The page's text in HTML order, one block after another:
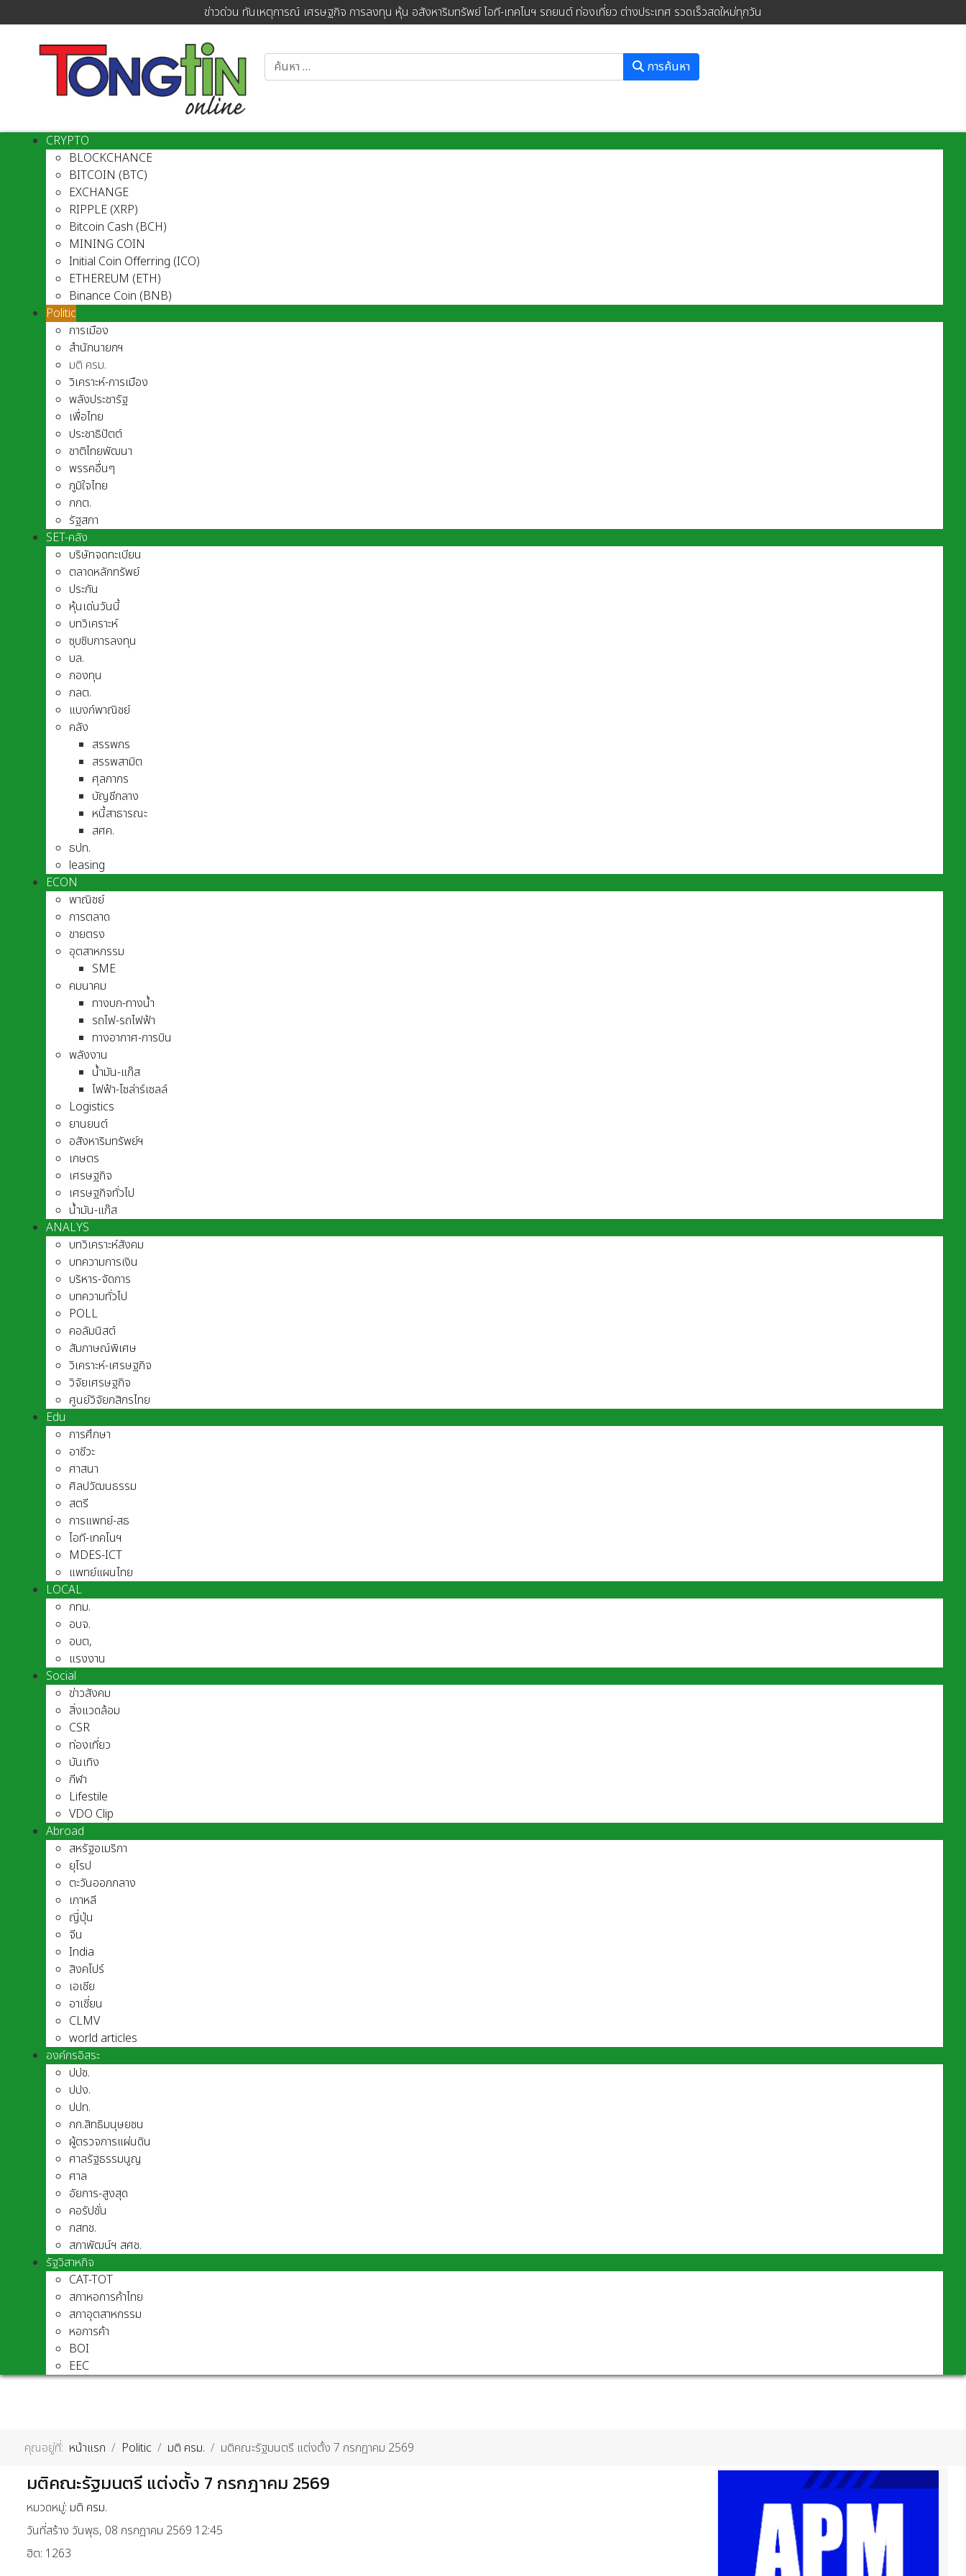
ข่าวด่วน ทันเหตุการณ์ เศรษฐกิจ การลงทุน หุ้น อสังหาริมทรัพย์ ไอที-เทคโนฯ รถยนต์ ท่องเที่ยว ต่างประเทศ รวดเร็วสดใหม่ทุกวัน
การค้นหา
CRYPTO
BLOCKCHANCE
BITCOIN (BTC)
EXCHANGE
RIPPLE (XRP)
Bitcoin Cash (BCH)
MINING COIN
Initial Coin Offerring (ICO)
ETHEREUM (ETH)
Binance Coin (BNB)
Politic
การเมือง
สำนักนายกฯ
มติ ครม.
วิเคราะห์-การเมือง
พลังประชารัฐ
เพื่อไทย
ประชาธิปัตต์
ชาติไทยพัฒนา
พรรคอื่นๆ
ภูมิใจไทย
กกต.
รัฐสภา
SET-คลัง
บริษัทจดทะเบียน
ตลาดหลักทรัพย์
ประกัน
หุ้นเด่นวันนี้
บทวิเคราะห์
ซุบซิบการลงทุน
บล.
กองทุน
กลต.
แบงก์พาณิชย์
คลัง
สรรพกร
สรรพสามิต
ศุลกากร
บัญชีกลาง
หนี้สาธารณะ
สศค.
ธปท.
leasing
ECON
พาณิชย์
การตลาด
ขายตรง
อุตสาหกรรม
SME
คมนาคม
ทางบก-ทางน้ำ
รถไฟ-รถไฟฟ้า
ทางอากาศ-การบิน
พลังงาน
น้ำมัน-แก๊ส
ไฟฟ้า-โซล่าร์เซลล์
Logistics
ยานยนต์
อสังหาริมทรัพย์ฯ
เกษตร
เศรษฐกิจ
เศรษฐกิจทั่วไป
น้ำมัน-แก๊ส
ANALYS
บทวิเคราะห์สังคม
บทความการเงิน
บริหาร-จัดการ
บทความทั่วไป
POLL
คอลัมนิสต์
สัมภาษณ์พิเศษ
วิเคราะห์-เศรษฐกิจ
วิจัยเศรษฐกิจ
ศูนย์วิจัยกสิกรไทย
Edu
การศึกษา
อาชีวะ
ศาสนา
ศิลปวัฒนธรรม
สตรี
การแพทย์-สธ
ไอที-เทคโนฯ
MDES-ICT
แพทย์แผนไทย
LOCAL
กทม.
อบจ.
อบต,
แรงงาน
Social
ข่าวสังคม
สิ่งแวดล้อม
CSR
ท่องเที่ยว
บันเทิง
กีฬา
Lifestile
VDO Clip
Abroad
สหรัฐอเมริกา
ยุโรป
ตะวันออกกลาง
เกาหลี
ญี่ปุ่น
จีน
India
สิงคโปร์
เอเชีย
อาเชี่ยน
CLMV
world articles
องค์กรอิสระ
ปปช.
ปปง.
ปปท.
กก.สิทธิมนุษยชน
ผู้ตรวจการแผ่นดิน
ศาลรัฐธรรมนูญ
ศาล
อัยการ-สูงสุด
คอรัปชั่น
กสทช.
สภาพัฒน์ฯ สศช.
รัฐวิสาหกิจ
CAT-TOT
สภาหอการค้าไทย
สภาอุตสาหกรรม
หอการค้า
BOI
EEC
คุณอยู่ที่: หน้าแรก Politic มติ ครม. มติคณะรัฐมนตรี แต่งตั้ง 7 กรกฎาคม 2569
มติคณะรัฐมนตรี แต่งตั้ง 7 กรกฎาคม 2569
หมวดหมู่: มติ ครม.
วันที่สร้าง วันพุธ, 08 กรกฎาคม 2569 12:45
ฮิต: 1263